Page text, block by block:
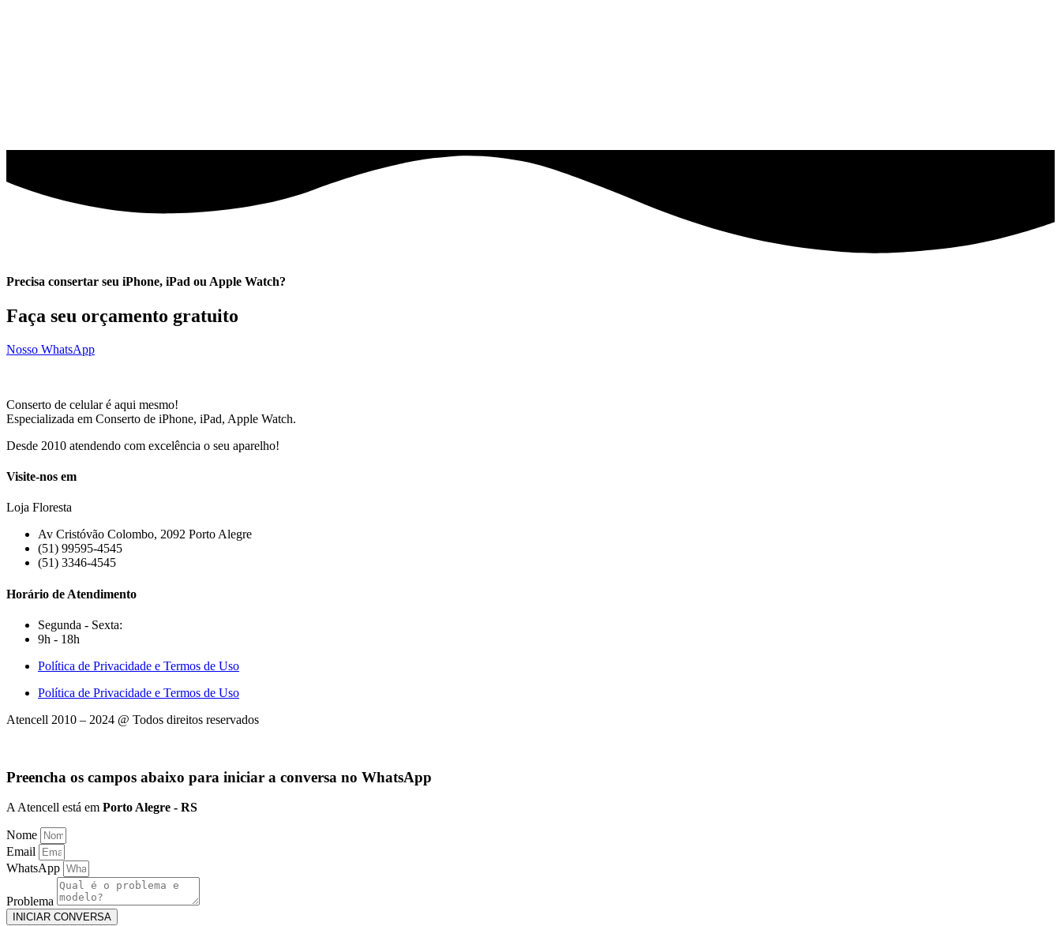
Precisa consertar seu iPhone, iPad ou Apple Watch?
Faça seu orçamento gratuito
Nosso WhatsApp
Conserto de celular é aqui mesmo!
Especializada em Conserto de iPhone, iPad, Apple Watch.
Desde 2010 atendendo com excelência o seu aparelho!
Visite-nos em
Loja Floresta
Av Cristóvão Colombo, 2092 Porto Alegre
(51) 99595-4545
(51) 3346-4545
Horário de Atendimento
Segunda - Sexta:
9h - 18h
Política de Privacidade e Termos de Uso
Política de Privacidade e Termos de Uso
Atencell 2010 – 2024 @ Todos direitos reservados
Preencha os campos abaixo para iniciar a conversa no WhatsApp
A Atencell está em Porto Alegre - RS
Nome
Email
WhatsApp
Problema
INICIAR CONVERSA